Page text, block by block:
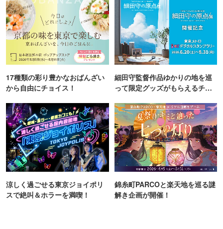
17種類の彩り豊かなおばんざい
から自由にチョイス！
細田守監督作品ゆかりの地を巡
って限定グッズがもらえるチャ
涼しく過ごせる東京ジョイポリ
スで絶叫＆ホラーを満喫！
錦糸町PARCOと楽天地を巡る謎
解き企画が開催！